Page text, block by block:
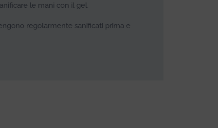
le mani con il gel.
regolarmente sanificati prima e